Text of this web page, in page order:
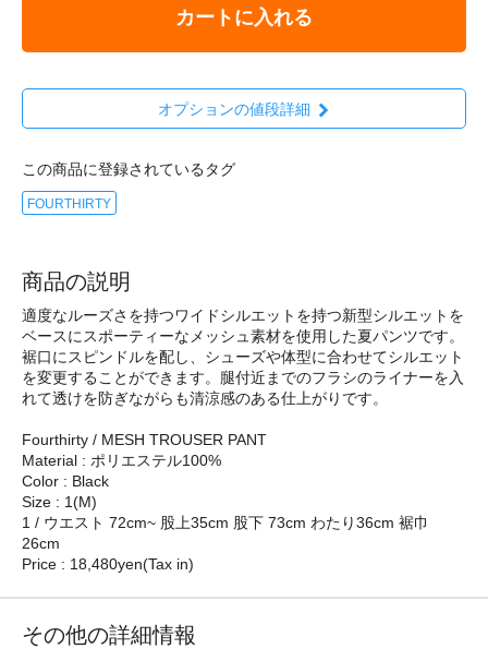
カートに入れる
オプションの値段詳細
この商品に登録されているタグ
FOURTHIRTY
商品の説明
適度なルーズさを持つワイドシルエットを持つ新型シルエットを
ベースにスポーティーなメッシュ素材を使用した夏パンツです。
裾口にスピンドルを配し、シューズや体型に合わせてシルエット
を変更することができます。腿付近までのフラシのライナーを入
れて透けを防ぎながらも清涼感のある仕上がりです。
Fourthirty / MESH TROUSER PANT
Material : ポリエステル100%
Color : Black
Size : 1(M)
1 / ウエスト 72cm~ 股上35cm 股下 73cm わたり36cm 裾巾
26cm
Price : 18,480yen(Tax in)
その他の詳細情報